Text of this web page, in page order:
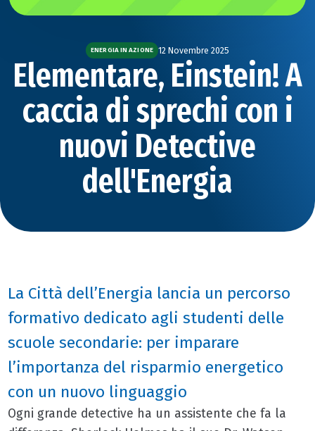
ENERGIA IN AZIONE 12 Novembre 2025
Elementare, Einstein! A
caccia di sprechi con i
nuovi Detective
dell'Energia
La Città dell’Energia lancia un percorso
formativo dedicato agli studenti delle
scuole secondarie: per imparare
l’importanza del risparmio energetico
con un nuovo linguaggio
Ogni grande detective ha un assistente che fa la